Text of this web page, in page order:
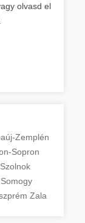
olvasd el
Zemplén
Sopron
Somogy
Zala